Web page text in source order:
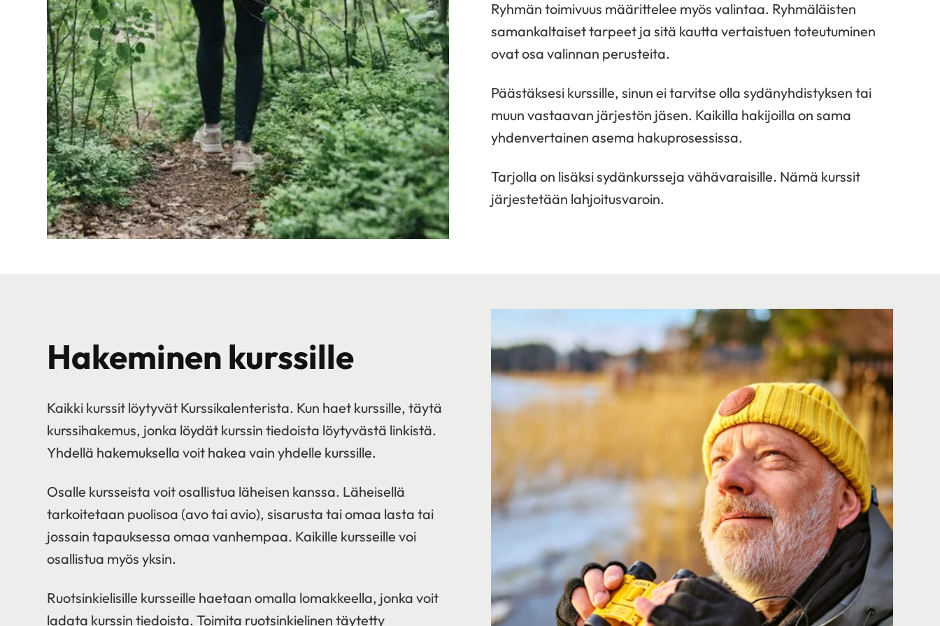
Ryhmän toimivuus määrittelee myös valintaa. Ryhmäläisten
samankaltaiset tarpeet ja sitä kautta vertaistuen toteutuminen
ovat osa valinnan perusteita.
Päästäksesi kurssille, sinun ei tarvitse olla sydänyhdistyksen tai
muun vastaavan järjestön jäsen. Kaikilla hakijoilla on sama
yhdenvertainen asema hakuprosessissa.
Tarjolla on lisäksi sydänkursseja vähävaraisille. Nämä kurssit
järjestetään lahjoitusvaroin.
Hakeminen kurssille
Kaikki kurssit löytyvät Kurssikalenterista. Kun haet kurssille, täytä
kurssihakemus, jonka löydät kurssin tiedoista löytyvästä linkistä.
Yhdellä hakemuksella voit hakea vain yhdelle kurssille.
Osalle kursseista voit osallistua läheisen kanssa. Läheisellä
tarkoitetaan puolisoa (avo tai avio), sisarusta tai omaa lasta tai
jossain tapauksessa omaa vanhempaa. Kaikille kursseille voi
osallistua myös yksin.
Ruotsinkielisille kursseille haetaan omalla lomakkeella, jonka voit
ladata kurssin tiedoista. Toimita ruotsinkielinen täytetty